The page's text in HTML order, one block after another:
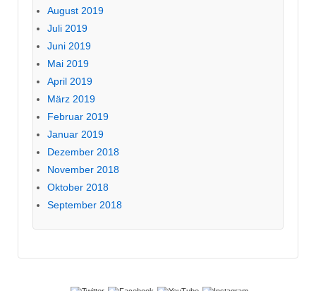
August 2019
Juli 2019
Juni 2019
Mai 2019
April 2019
März 2019
Februar 2019
Januar 2019
Dezember 2018
November 2018
Oktober 2018
September 2018